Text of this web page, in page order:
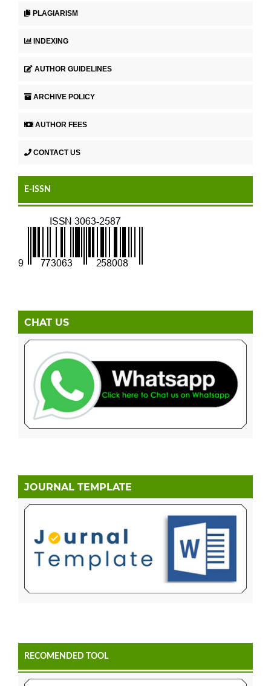
PLAGIARISM
INDEXING
AUTHOR GUIDELINES
ARCHIVE POLICY
AUTHOR FEES
CONTACT US
E-ISSN
CHAT US
JOURNAL TEMPLATE
RECOMENDED TOOL